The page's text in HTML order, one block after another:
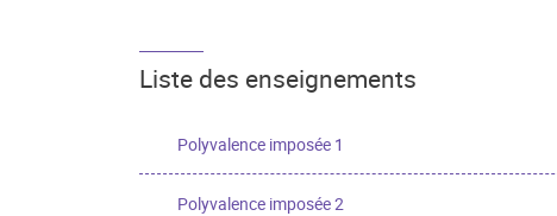
Liste des enseignements
Polyvalence imposée 1
Polyvalence imposée 2